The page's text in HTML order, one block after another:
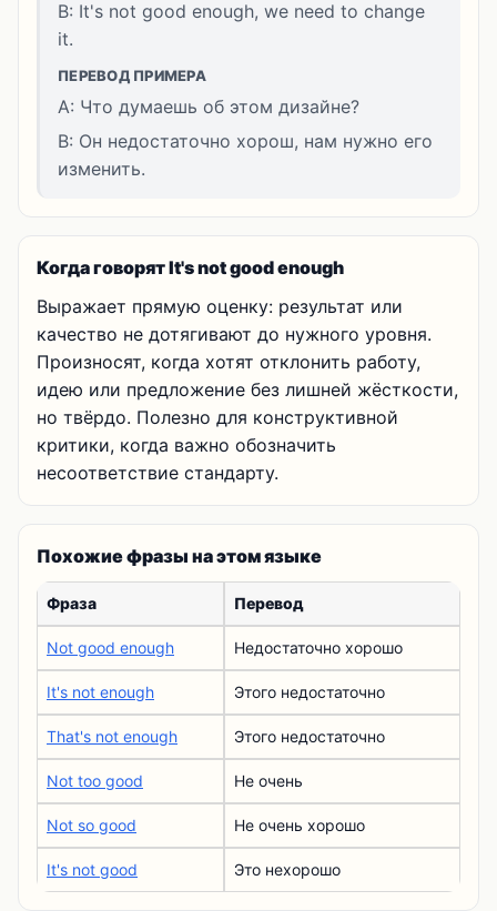
B: It's not good enough, we need to change
it.
ПЕРЕВОД ПРИМЕРА
A: Что думаешь об этом дизайне?
B: Он недостаточно хорош, нам нужно его
изменить.
Когда говорят It's not good enough
Выражает прямую оценку: результат или
качество не дотягивают до нужного уровня.
Произносят, когда хотят отклонить работу,
идею или предложение без лишней жёсткости,
но твёрдо. Полезно для конструктивной
критики, когда важно обозначить
несоответствие стандарту.
Похожие фразы на этом языке
Фраза Перевод
Not good enough Недостаточно хорошо
It's not enough Этого недостаточно
That's not enough Этого недостаточно
Not too good Не очень
Not so good Не очень хорошо
It's not good Это нехорошо